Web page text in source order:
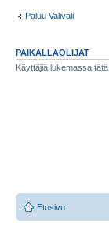
Paluu Valivali
PAIKALLAOLIJAT
Käyttäjiä lukemassa
Etusivu